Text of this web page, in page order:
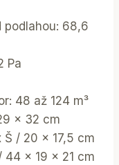
podlahou: 68,6
Pa
48 až 124 m³
x 32 cm
Š / 20 x 17,5 cm
44 x 19 x 21 cm